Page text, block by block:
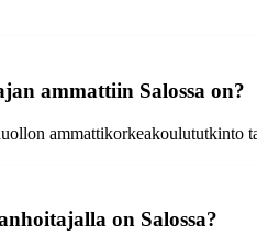
ammattiin Salossa on?
on Salossa?